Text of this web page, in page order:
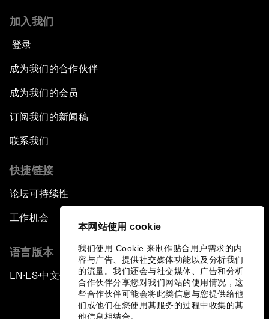
本网站使用 cookie
我们使用 Cookie 来制作贴合用户需求的内
容与广告、提供社交媒体功能以及分析我们
的流量。我们还会与社交媒体、广告和分析
合作伙伴分享您对我们网站的使用情况，这
些合作伙伴可能会将此类信息与您提供给他
们或他们在您使用其服务的过程中收集的其
他信息相结合。
加入我们
登录
成为我们的合作伙伴
成为我们的会员
订阅我们的新闻稿
联系我们
快捷链接
论坛可持续性
工作机会
语言版本
EN ▪ES▪中文▪ 日本語